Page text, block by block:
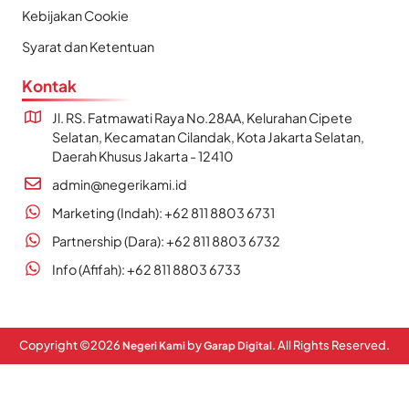
Kebijakan Cookie
Syarat dan Ketentuan
Kontak
Jl. RS. Fatmawati Raya No.28AA, Kelurahan Cipete
Selatan, Kecamatan Cilandak, Kota Jakarta Selatan,
Daerah Khusus Jakarta - 12410
admin@negerikami.id
Marketing (Indah): +62 811 8803 6731
Partnership (Dara): +62 811 8803 6732
Info (Afifah): +62 811 8803 6733
Copyright ©2026 Negeri Kami byGarap Digital. All Rights Reserved.